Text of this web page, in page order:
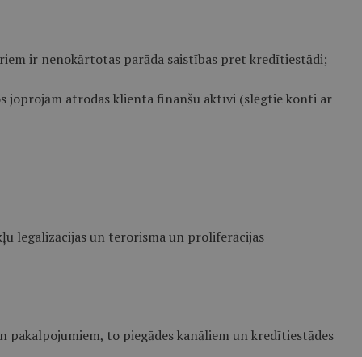
ir nenokārtotas parāda saistības pret kredītiestādi;
joprojām atrodas klienta finanšu aktīvi (slēgtie konti ar
legalizācijas un terorisma un proliferācijas
pakalpojumiem, to piegādes kanāliem un kredītiestādes